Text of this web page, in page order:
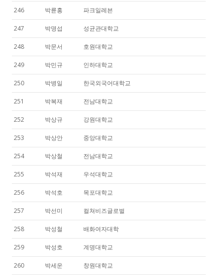
246 박륜홍 파크일레븐
247 박명섭 성균관대학교
248 박문서 호원대학교
249 박민규 인하대학교
250 박병일 한국외국어대학교
251 박복재 전남대학교
252 박상규 강원대학교
253 박상안 중앙대학교
254 박상철 전남대학교
255 박석재 우석대학교
256 박석호 목포대학교
257 박선미 컬쳐비즈글로벌
258 박성철 배화여자대학
259 박성호 계명대학교
260 박세운 창원대학교